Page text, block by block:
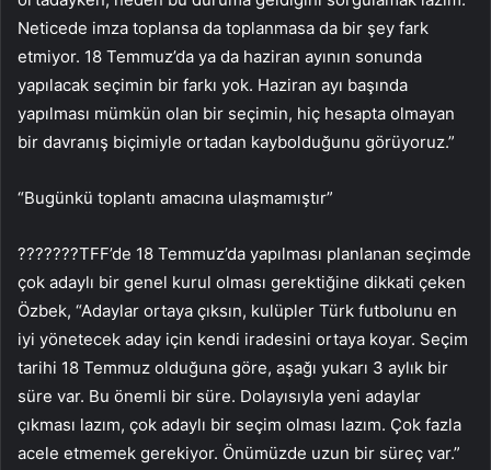
Neticede imza toplansa da toplanmasa da bir şey fark
etmiyor. 18 Temmuz’da ya da haziran ayının sonunda
yapılacak seçimin bir farkı yok. Haziran ayı başında
yapılması mümkün olan bir seçimin, hiç hesapta olmayan
bir davranış biçimiyle ortadan kaybolduğunu görüyoruz.”
“Bugünkü toplantı amacına ulaşmamıştır”
???????TFF’de 18 Temmuz’da yapılması planlanan seçimde
çok adaylı bir genel kurul olması gerektiğine dikkati çeken
Özbek, “Adaylar ortaya çıksın, kulüpler Türk futbolunu en
iyi yönetecek aday için kendi iradesini ortaya koyar. Seçim
tarihi 18 Temmuz olduğuna göre, aşağı yukarı 3 aylık bir
süre var. Bu önemli bir süre. Dolayısıyla yeni adaylar
çıkması lazım, çok adaylı bir seçim olması lazım. Çok fazla
acele etmemek gerekiyor. Önümüzde uzun bir süreç var.”